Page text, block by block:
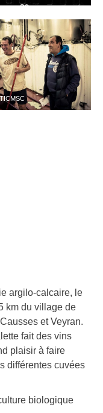
argilo-calcaire, le
km du village de
et Veyran.
fait des vins
plaisir à faire
différentes cuvées
biologique